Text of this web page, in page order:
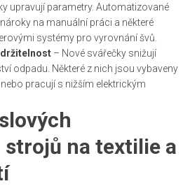
upravují parametry. Automatizované
na manuální práci a některé
systémy pro vyrovnání švů.
– Nové svářečky snižují
odpadu. Některé z nich jsou vybaveny
pracují s nižším elektrickým
strojů na textilie a